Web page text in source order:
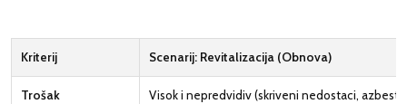
Kriterij Scenarij: Revitalizacija (Obnova)
Trošak Visok i nepredvidiv (skriveni nedostaci, azbest)